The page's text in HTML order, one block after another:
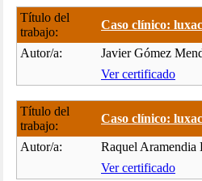
Título del
trabajo:
Caso clínico:
Autor/a:
Javier Gómez
Ver certificado
Título del
trabajo:
Caso clínico:
Autor/a:
Raquel Aramendia
Ver certificado